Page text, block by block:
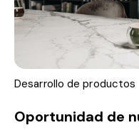
Desarrollo de productos
Oportunidad de